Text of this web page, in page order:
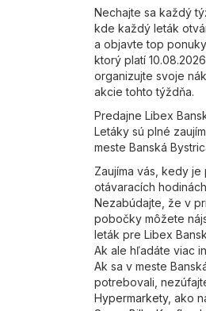
Nechajte sa každý
kde každý leták
a objavte top
ktorý platí
organizujte svoje
akcie tohto týždňa.
Predajne Libex
Letáky sú plné
meste Banská
Zaujíma vás, kedy
otávaracích
Nezabúdajte, že v
pobočky môžete
leták pre Libex
Ak ale hľadáte viac
Ak sa v meste
potrebovali,
Hypermarkety, ako